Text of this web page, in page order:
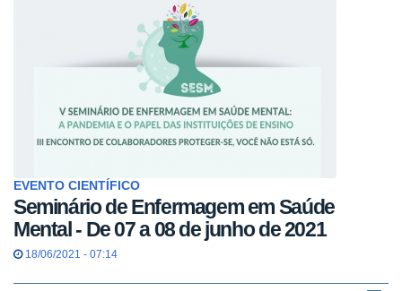
EVENTO CIENTÍFICO
Seminário de Enfermagem em Saúde
Mental - De 07 a 08 de junho de 2021
18/06/2021 - 07:14